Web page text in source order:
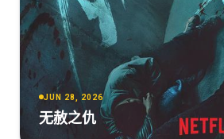
JUN 28, 2026
无赦之仇